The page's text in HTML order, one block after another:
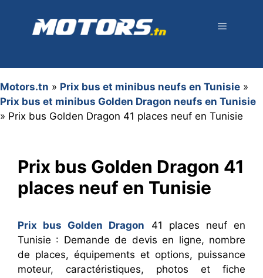
contenu
Motors.tn » Prix bus et minibus neufs en Tunisie »
Prix bus et minibus Golden Dragon neufs en Tunisie
» Prix bus Golden Dragon 41 places neuf en Tunisie
Prix bus Golden Dragon 41
places neuf en Tunisie
Prix bus Golden Dragon 41 places neuf en
Tunisie : Demande de devis en ligne, nombre
de places, équipements et options, puissance
moteur, caractéristiques, photos et fiche